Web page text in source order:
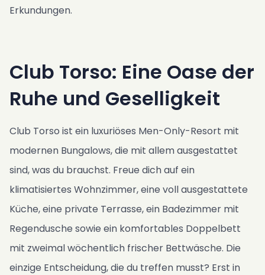
Erkundungen.
Club Torso: Eine Oase der
Ruhe und Geselligkeit
Club Torso ist ein luxuriöses Men-Only-Resort mit
modernen Bungalows, die mit allem ausgestattet
sind, was du brauchst. Freue dich auf ein
klimatisiertes Wohnzimmer, eine voll ausgestattete
Küche, eine private Terrasse, ein Badezimmer mit
Regendusche sowie ein komfortables Doppelbett
mit zweimal wöchentlich frischer Bettwäsche. Die
einzige Entscheidung, die du treffen musst? Erst in